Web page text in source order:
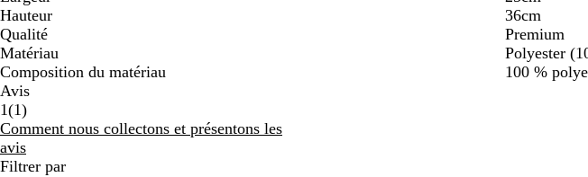
Hauteur
36cm
Qualité
Premium
Matériau
Polyester
Composition du matériau
100 %
Avis
1(11
avis
)
Comment nous collectons et présentons les
avis
Filtrer par